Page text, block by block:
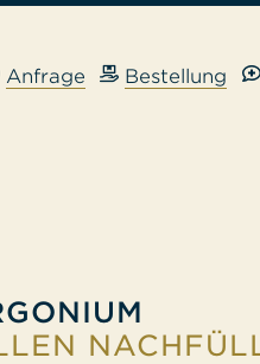
Verleih Krücken
Anfrage Bestellung